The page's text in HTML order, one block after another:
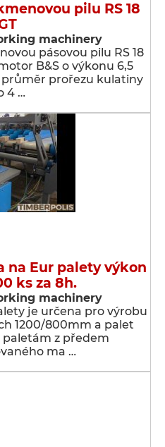
pilu RS 18
machinery
pásovou pilu RS 18
B&S o výkonu 6,5
průměr prořezu kulatiny
4 …
na Eur palety výkon
ks za 8h.
machinery
je určena pro výrobu
1200/800mm a palet
z předem
ma …